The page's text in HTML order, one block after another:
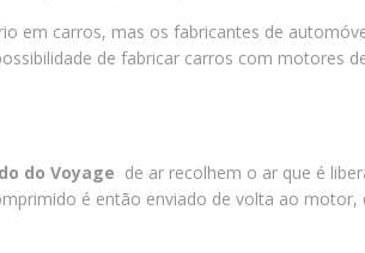
em carros, mas os fabricantes de
de fabricar carros com motores
do Voyage de ar recolhem o ar que é
é então enviado de volta ao